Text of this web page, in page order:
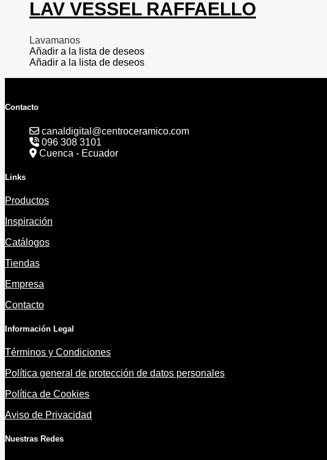
LAV VESSEL RAFFAELLO
Lavamanos
Añadir a la lista de deseos
Añadir a la lista de deseos
Contacto
canaldigital@centroceramico.com
096 308 3101
Cuenca - Ecuador
Links
Productos
Inspiración
Catálogos
Tiendas
Empresa
Contacto
Información Legal
Términos y Condiciones
Política general de protección de datos personales
Política de Cookies
Aviso de Privacidad
Nuestras Redes